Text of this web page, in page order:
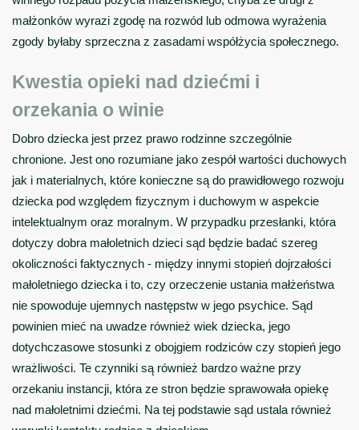
małżonków wyrazi zgodę na rozwód lub odmowa wyrażenia
zgody byłaby sprzeczna z zasadami współżycia społecznego.
Kwestia opieki nad dziećmi i
orzekania o winie
Dobro dziecka jest przez prawo rodzinne szczególnie
chronione. Jest ono rozumiane jako zespół wartości duchowych
jak i materialnych, które konieczne są do prawidłowego rozwoju
dziecka pod względem fizycznym i duchowym w aspekcie
intelektualnym oraz moralnym. W przypadku przesłanki, która
dotyczy dobra małoletnich dzieci sąd będzie badać szereg
okoliczności faktycznych - między innymi stopień dojrzałości
małoletniego dziecka i to, czy orzeczenie ustania małżeństwa
nie spowoduje ujemnych następstw w jego psychice. Sąd
powinien mieć na uwadze również wiek dziecka, jego
dotychczasowe stosunki z obojgiem rodziców czy stopień jego
wrażliwości. Te czynniki są również bardzo ważne przy
orzekaniu instancji, która ze stron będzie sprawowała opiekę
nad małoletnimi dziećmi. Na tej podstawie sąd ustala również